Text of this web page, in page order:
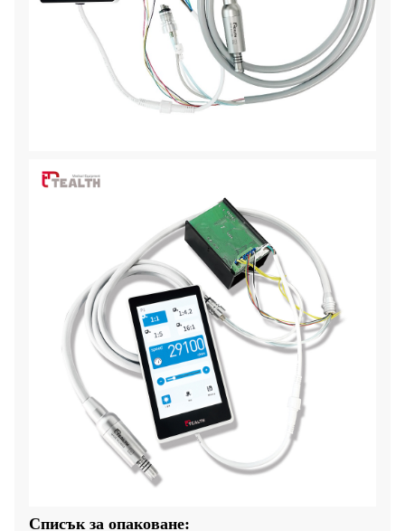
Списък за опаковане: